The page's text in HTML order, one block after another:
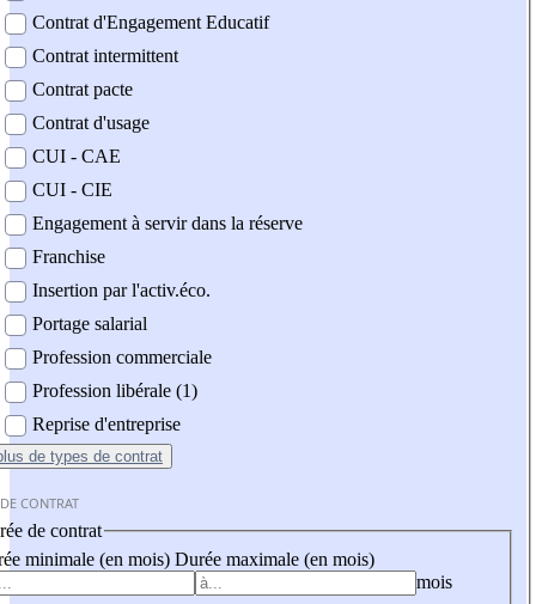
Contrat d'Engagement Educatif
Contrat intermittent
Contrat pacte
Contrat d'usage
CUI - CAE
CUI - CIE
Engagement à servir dans la réserve
Franchise
Insertion par l'activ.éco.
Portage salarial
Profession commerciale
Profession libérale (1)
Reprise d'entreprise
de types de contrat
CONTRAT
de contrat
minimale (en mois) Durée maximale (en mois)
mois